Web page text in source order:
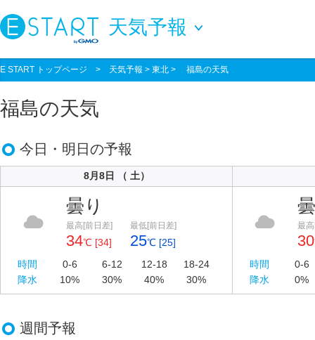
天気予報
E START トップページ > 天気予報 > 東北 > 福島の天気
福島の天気
今日・明日の予報
8月8日 （ 土）
曇り
最高[前日差]
34℃ [34]
最低[前日差]
25℃ [25]
最
30
時間
0-6 6-12 12-18
18-24
降水
10% 30% 40% 30%
時間
0-6
降水
0%
週間予報